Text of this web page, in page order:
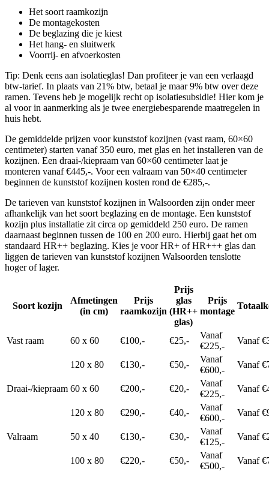
Het soort raamkozijn
De montagekosten
De beglazing die je kiest
Het hang- en sluitwerk
Voorrij- en afvoerkosten
Tip: Denk eens aan isolatieglas! Dan profiteer je van een verlaagd
btw-tarief. In plaats van 21% btw, betaal je maar 9% btw over deze
ramen. Tevens heb je mogelijk recht op isolatiesubsidie! Hier kom je
al voor in aanmerking als je twee energiebesparende maatregelen in
huis hebt.
De gemiddelde prijzen voor kunststof kozijnen (vast raam, 60×60
centimeter) starten vanaf 350 euro, met glas en het installeren van de
kozijnen. Een draai-/kiepraam van 60×60 centimeter laat je
monteren vanaf €445,-. Voor een valraam van 50×40 centimeter
beginnen de kunststof kozijnen kosten rond de €285,-.
De tarieven van kunststof kozijnen in Walsoorden zijn onder meer
afhankelijk van het soort beglazing en de montage. Een kunststof
kozijn plus installatie zit circa op gemiddeld 250 euro. De ramen
daarnaast beginnen tussen de 100 en 200 euro. Hierbij gaat het om
standaard HR++ beglazing. Kies je voor HR+ of HR+++ glas dan
liggen de tarieven van kunststof kozijnen Walsoorden tenslotte
hoger of lager.
Soort kozijn
Afmetingen
(in cm)
Prijs
raamkozijn
Prijs
glas
(HR++
glas)
Prijs
montage
Vast raam 60 x 60 €100,- €25,-
Vanaf
€225,-
Vanaf
120 x 80 €130,- €50,-
Vanaf
€600,-
Vanaf
Draai-/kiepraam 60 x 60 €200,- €20,-
Vanaf
€225,-
Vanaf
120 x 80 €290,- €40,-
Vanaf
€600,-
Vanaf
Valraam 50 x 40 €130,- €30,-
Vanaf
€125,-
Vanaf
100 x 80 €220,- €50,-
Vanaf
€500,-
Vanaf